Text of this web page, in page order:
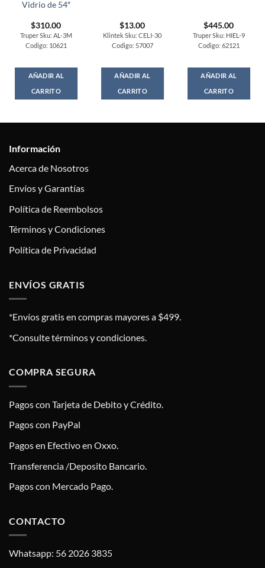
Vidrio de 54″
$310.00
Truper Sku: AL-3M
Codigo: 10621
AÑADIR AL
CARRITO
$13.00
Klintek Sku: CELI-30
Codigo: 57007
AÑADIR AL
CARRITO
$445.00
Truper Sku: HIEL-9
Codigo: 62121
AÑADIR AL
CARRITO
Información
Acerca de Nosotros
Envíos y Garantías
Política de Reembolsos
Términos y Condiciones
Política de Privacidad
ENVÍOS GRATIS
*Envíos gratis en compras mayores a $499.
*Consulte términos y condiciones.
COMPRA SEGURA
Pagos con Tarjeta de Debito y Crédito.
Pagos con PayPal
Pagos en Efectivo en Oxxo.
Transferencia /Deposito Bancario.
Pagos con Mercado Pago.
CONTACTO
Whatsapp: 56 2026 3835